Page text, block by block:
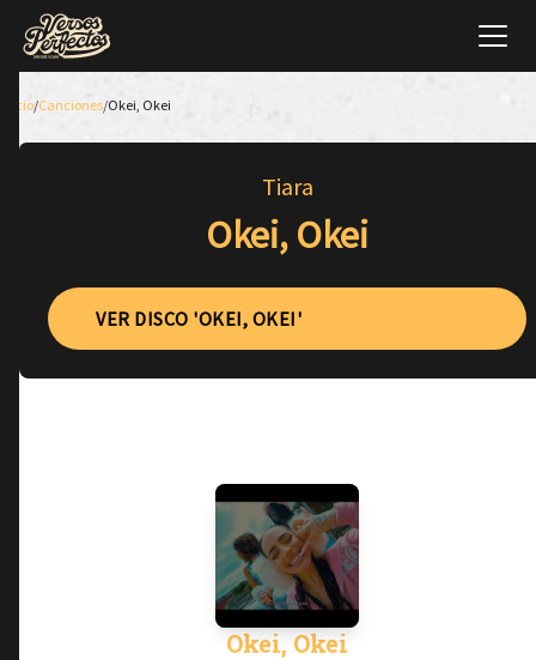
Inicio/Canciones/Okei, Okei
Tiara
Okei, Okei
VER DISCO 'OKEI, OKEI'
Okei, Okei